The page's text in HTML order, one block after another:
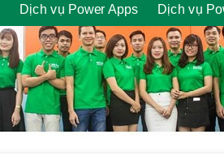
Dịch vụ Power Apps Dịch vụ